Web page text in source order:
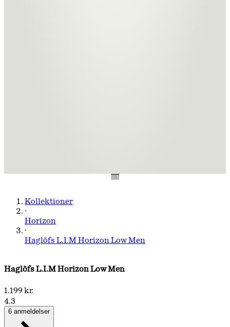
Kollektioner
·
Horizon
·
Haglöfs L.I.M Horizon Low Men
Haglöfs L.I.M Horizon Low Men
1.199 kr.
4.3
6 anmeldelser